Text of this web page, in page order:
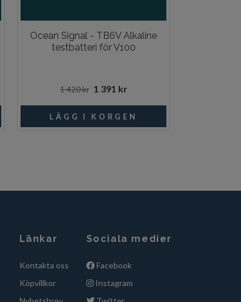
Ocean Signal - TB6V Alkaline
testbatteri för V100
1 420 kr 1 391 kr
Länkar
Kontakta oss
Köpvillkor
Sociala medier
Facebook
Instagram